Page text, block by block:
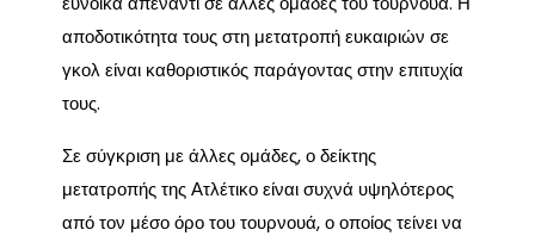
αποδοτικότητα τους στη μετατροπή ευκαιριών σε
γκολ είναι καθοριστικός παράγοντας στην επιτυχία
τους.
Σε σύγκριση με άλλες ομάδες, ο δείκτης
μετατροπής της Ατλέτικο είναι συχνά υψηλότερος
από τον μέσο όρο του τουρνουά, ο οποίος τείνει να